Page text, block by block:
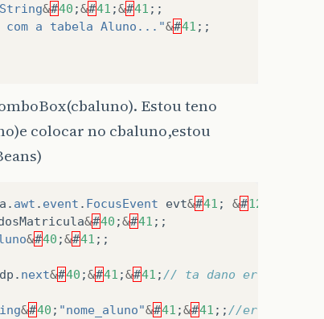
&#40 ;&#41 ;&#41 ;;
com a tabela Aluno..."&#41 ;;
Estou teno
colocar no cbaluno,estou
. awt . event . FocusEvent evt&#41 ; &#123
&#40 ;&#41 ;;
&#40 ;&#41 ;;
dp . next&#40 ;&#41 ;&#41 ; // ta dano erros aqui
&#40 ; "nome_aluno"&#41 ;&#41 ;; //erro aqui tb